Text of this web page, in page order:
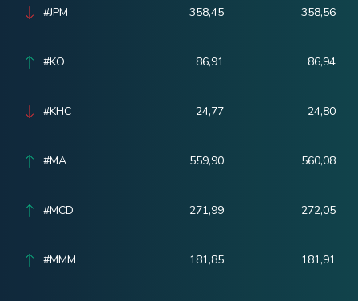
#JPM 358,45 358,56
#KO 86,91 86,94
#KHC 24,77 24,80
#MA 559,90 560,08
#MCD 271,99 272,05
#MMM 181,85 181,91